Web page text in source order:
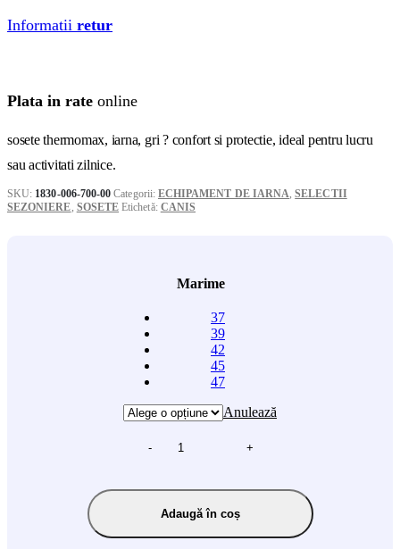
Informatii retur
Plata in rate online
sosete thermomax, iarna, gri ? confort si protectie, ideal pentru lucru
sau activitati zilnice.
SKU: 1830-006-700-00 Categorii: ECHIPAMENT DE IARNA ,SELECTII
SEZONIERE SOSETE Etichetă: CANIS
Marime
37
39
42
45
47
Anulează
- +
Adaugă în coș